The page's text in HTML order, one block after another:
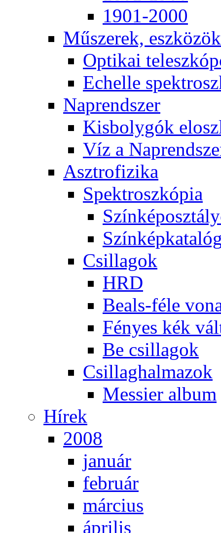
1901-2000
Mű­sze­rek, esz­kö­zök
Op­ti­kai
Echel­le
Nap­rend­szer
Kis­boly­gók
Víz a
Aszt­ro­fi­zi­ka
Spekt­rosz­kó­pia
Csil­la­gok
HRD
Be­als-fé­le
Fé­nyes kék
Be csil­la­gok
Csil­lag­hal­ma­zok
Mes­si­er al­bum
Hí­rek
2008
ja­nu­ár
feb­ru­ár
már­ci­us
áp­ri­lis